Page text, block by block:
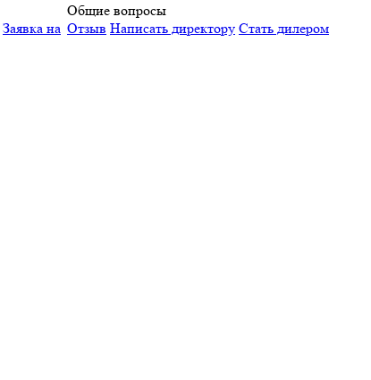
Заявка на
Общие вопросы
Отзыв Написать директору Стать дилером